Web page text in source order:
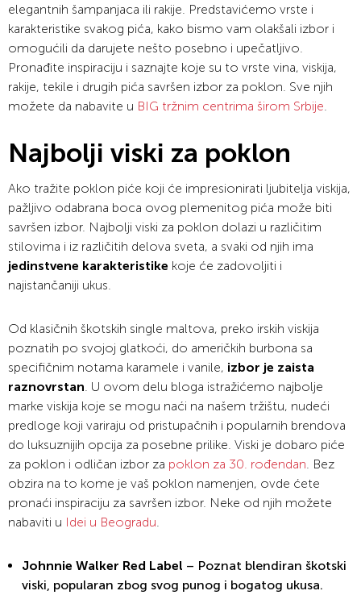
elegantnih šampanjaca ili rakije. Predstavićemo vrste i
karakteristike svakog pića, kako bismo vam olakšali izbor i
omogućili da darujete nešto posebno i upečatljivo.
Pronađite inspiraciju i saznajte koje su to vrste vina, viskija,
rakije, tekile i drugih pića savršen izbor za poklon. Sve njih
možete da nabavite u BIG tržnim centrima širom Srbije
Najbolji viski za poklon
Ako tražite poklon piće koji će impresionirati ljubitelja viskija,
pažljivo odabrana boca ovog plemenitog pića može biti
savršen izbor. Najbolji viski za poklon dolazi u različitim
stilovima i iz različitih delova sveta, a svaki od njih ima
jedinstvene karakteristike koje će zadovoljiti i
najistančaniji ukus.
Od klasičnih škotskih single maltova, preko irskih viskija
poznatih po svojoj glatkoći, do američkih burbona sa
specifičnim notama karamele i vanile, izbor je zaista
raznovrstan . U ovom delu bloga istražićemo najbolje
marke viskija koje se mogu naći na našem tržištu, nudeći
predloge koji variraju od pristupačnih i popularnih brendova
do luksuznijih opcija za posebne prilike. Viski je dobaro piće
za poklon i odličan izbor za poklon za 30. rođendan . Bez
obzira na to kome je vaš poklon namenjen, ovde ćete
pronaći inspiraciju za savršen izbor. Neke od njih možete
nabaviti u Idei u Beogradu
Johnnie Walker Red Label – Poznat blendiran škotski
viski, popularan zbog svog punog i bogatog ukusa.